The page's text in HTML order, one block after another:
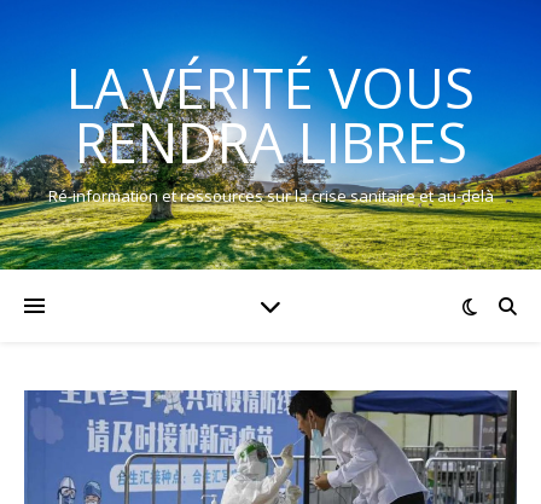
LA VÉRITÉ VOUS
RENDRA LIBRES
Ré-information et ressources sur la crise sanitaire et au-delà